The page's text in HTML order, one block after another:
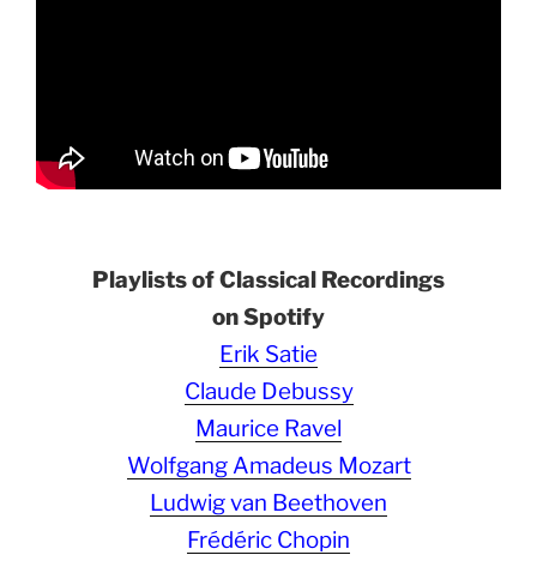
Playlists of Classical Recordings
on Spotify
Erik Satie
Claude Debussy
Maurice Ravel
Wolfgang Amadeus Mozart
Ludwig van Beethoven
Frédéric Chopin